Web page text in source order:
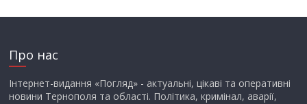
Про нас
Інтернет-видання «Погляд» - актуальні, цікаві та оперативні
новини Тернополя та області. Політика, кримінал, аварії,